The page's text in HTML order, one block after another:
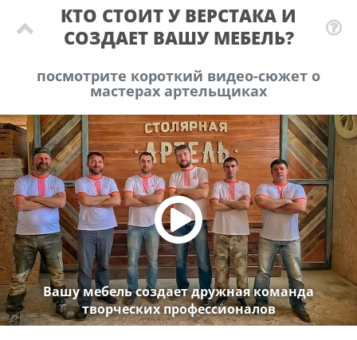
КТО СТОИТ У ВЕРСТАКА И
СОЗДАЕТ ВАШУ МЕБЕЛЬ?
посмотрите короткий видео-сюжет о
мастерах артельщиках
Вашу мебель создает дружная команда
творческих профессионалов